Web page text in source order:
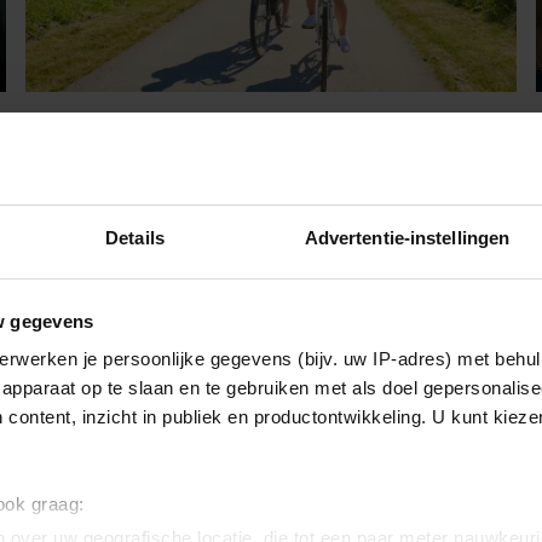
Details Advertentie-instellingen
gegevens
je persoonlijke gegevens (bijv. uw IP-adres) met
op te slaan en te gebruiken met als doel
content, inzicht in publiek en productontwikkeling. U kunt
graag:
Haarlem moet op je lijstje
Op vakantie in eigen land? In recreatiegebied
bevindt.